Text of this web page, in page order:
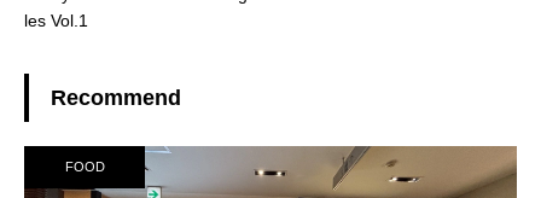
les Vol.1
Recommend
FOOD